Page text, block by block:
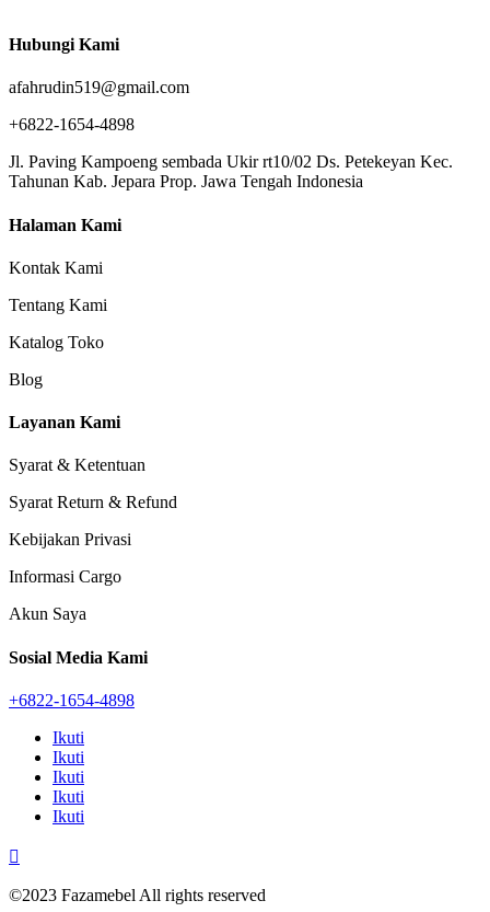
Hubungi Kami
afahrudin519@gmail.com
+6822-1654-4898
Jl. Paving Kampoeng sembada Ukir rt10/02 Ds. Petekeyan Kec.
Tahunan Kab. Jepara Prop. Jawa Tengah Indonesia
Halaman Kami
Kontak Kami
Tentang Kami
Katalog Toko
Blog
Layanan Kami
Syarat & Ketentuan
Syarat Return & Refund
Kebijakan Privasi
Informasi Cargo
Akun Saya
Sosial Media Kami
+6822-1654-4898
Ikuti
Ikuti
Ikuti
Ikuti
Ikuti

©2023 Fazamebel All rights reserved